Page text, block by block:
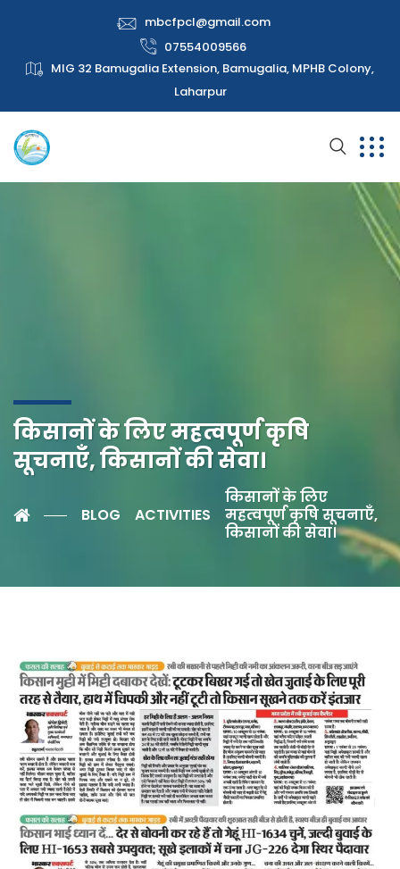
mbcfpcl@gmail.com
07554009566
MIG 32 Bamugalia Extension, Bamugalia, MPHB Colony,
Laharpur
किसानों के लिए महत्वपूर्ण कृषि
सूचनाएँ, किसानों की सेवा।
BLOG ACTIVITIES
किसानों के लिए
महत्वपूर्ण कृषि सूचनाएँ,
किसानों की सेवा।